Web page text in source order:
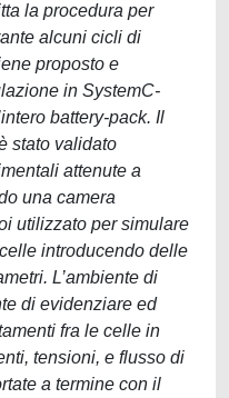
la procedura per
alcuni cicli di
proposto e
in SystemC-
battery-pack. Il
stato validato
attenute a
una camera
utilizzato per simulare
introducendo delle
L’ambiente di
di evidenziare ed
fra le celle in
tensioni, e flusso di
a termine con il